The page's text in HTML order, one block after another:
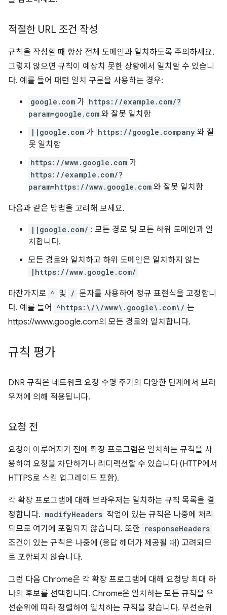
적절한 URL 조건 작성
규칙을 작성할 때 항상 전체 도메인과 일치하도록 주의하세요.
그렇지 않으면 규칙이 예상치 못한 상황에서 일치할 수 있습니
다. 예를 들어 패턴 일치 구문을 사용하는 경우:
google.com 가 https://example.com/?
param=google.com 와 잘못 일치함
||google.com 가 https://google.company 와 잘
못 일치함
https://www.google.com 가
https://example.com/?
param=https://www.google.com 와 잘못 일치함
다음과 같은 방법을 고려해 보세요.
||google.com/ : 모든 경로 및 모든 하위 도메인과 일
치합니다.
모든 경로와 일치하고 하위 도메인은 일치하지 않는
|https://www.google.com/
마찬가지로 ^ 및 / 문자를 사용하여 정규 표현식을 고정합니
다. 예를 들어
^https:\/\/www\.google\.com\/ 는
https://www.google.com의 모든 경로와 일치합니다.
규칙 평가
DNR 규칙은 네트워크 요청 수명 주기의 다양한 단계에서 브라
우저에 의해 적용됩니다.
요청 전
요청이 이루어지기 전에 확장 프로그램은 일치하는 규칙을 사
용하여 요청을 차단하거나 리디렉션할 수 있습니다 (HTTP에서
HTTPS로 스킴 업그레이드 포함).
각 확장 프로그램에 대해 브라우저는 일치하는 규칙 목록을 결
정합니다. modifyHeaders 작업이 있는 규칙은 나중에 처리
되므로 여기에 포함되지 않습니다. 또한 responseHeaders
조건이 있는 규칙은 나중에 (응답 헤더가 제공될 때) 고려되므
로 포함되지 않습니다.
그런 다음 Chrome은 각 확장 프로그램에 대해 요청당 최대 하
나의 후보를 선택합니다. Chrome은 일치하는 모든 규칙을 우
선순위에 따라 정렬하여 일치하는 규칙을 찾습니다. 우선순위